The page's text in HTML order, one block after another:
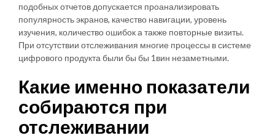
подобных отчетов допускается проанализировать
популярность экранов, качество навигации, уровень
изучения, количество ошибок а также повторные визиты.
При отсутствии отслеживания многие процессы в системе
цифрового продукта были бы бы 1вин незаметными.
Какие именно показатели
собираются при
отслеживании